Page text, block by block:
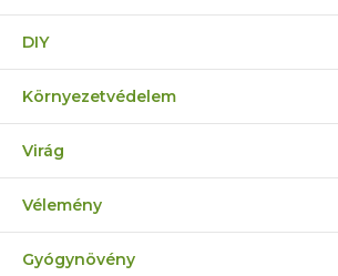
DIY
Környezetvédelem
Virág
Vélemény
Gyógynövény